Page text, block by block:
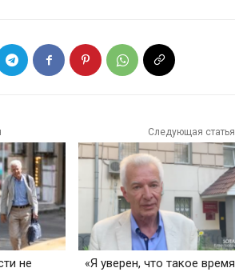
не
Следующая статья
«Я уверен, что такое время